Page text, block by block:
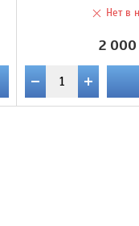
Нет в
2 000